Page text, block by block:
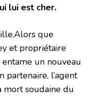
lui est cher.
que
et propriétaire
entame un nouveau
partenaire, l’agent
mort soudaine du